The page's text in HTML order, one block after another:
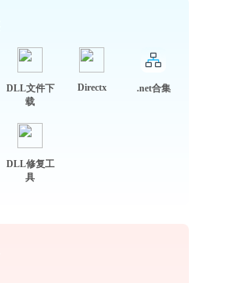
DLL文件下
载
Directx .net合集
DLL修复工
具